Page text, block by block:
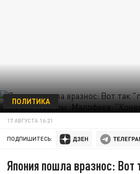
ПОЛИТИКА
17 АВГУСТА 16:21
ПОДПИШИТЕСЬ:
Япония пошла вразнос: